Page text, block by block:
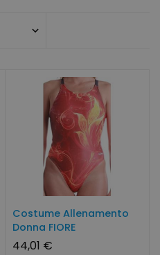
Costume Allenamento
Donna FIORE
Fiammante...
44,01 €